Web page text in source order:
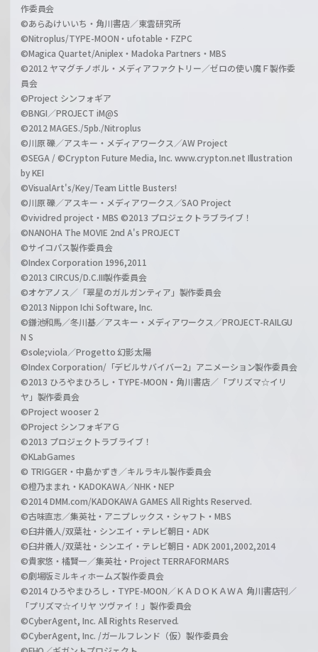
作委員会
©あらゐけいいち・角川書店／東雲研究所
©Nitroplus/TYPE-MOON・ufotable・FZPC
©Magica Quartet/Aniplex・Madoka Partners・MBS
©2012 ヤマグチノボル・メディアファクトリー／ゼロの使い魔Ｆ製作委
員会
©Project シンフォギア
©BNGI／PROJECT iM@S
©2012 MAGES./5pb./Nitroplus
©川原 礫／アスキー・メディアワークス／AW Project
©SEGA / ©Crypton Future Media, Inc. www.crypton.net Illustration
by KEI
©VisualArt's/Key/Team Little Busters!
©川原 礫／アスキー・メディアワークス／SAO Project
©vividred project・MBS ©2013 プロジェクトラブライブ！
©NANOHA The MOVIE 2nd A's PROJECT
©サイコパス製作委員会
©Index Corporation 1996,2011
©2013 CIRCUS/D.C.III製作委員会
©オケアノス／「翠星のガルガンティア」製作委員会
©2013 Nippon Ichi Software, Inc.
©鎌池和馬／冬川基／アスキー・メディアワークス／PROJECT-RAILGU
N S
©sole;viola／Progetto 幻影太陽
©Index Corporation/「デビルサバイバー2」アニメーション製作委員会
©2013 ひろやまひろし・TYPE-MOON・角川書店／「プリズマ☆イリ
ヤ」製作委員会
©Project wooser 2
©Project シンフォギアＧ
©2013 プロジェクトラブライブ！
©KLabGames
© TRIGGER・中島かずき／キルラキル製作委員会
©橙乃ままれ・KADOKAWA／NHK・NEP
©2014 DMM.com/KADOKAWA GAMES All Rights Reserved.
©古味直志／集英社・アニプレックス・シャフト・MBS
©臼井儀人/双葉社・シンエイ・テレビ朝日・ADK
©臼井儀人/双葉社・シンエイ・テレビ朝日・ADK 2001,2002,2014
©貴家悠・橘賢一／集英社・Project TERRAFORMARS
©劇場版ミルキィホームズ製作委員会
©2014 ひろやまひろし・TYPE-MOON／ＫＡＤＯＫＡＷＡ 角川書店刊／
「プリズマ☆イリヤ ツヴァイ！」製作委員会
©CyberAgent, Inc. All Rights Reserved.
©CyberAgent, Inc. /ガールフレンド（仮）製作委員会